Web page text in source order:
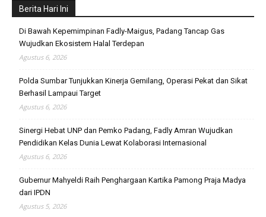
Berita Hari Ini
Di Bawah Kepemimpinan Fadly-Maigus, Padang Tancap Gas
Wujudkan Ekosistem Halal Terdepan
Agustus 6, 2026
Polda Sumbar Tunjukkan Kinerja Gemilang, Operasi Pekat dan Sikat
Berhasil Lampaui Target
Agustus 6, 2026
Sinergi Hebat UNP dan Pemko Padang, Fadly Amran Wujudkan
Pendidikan Kelas Dunia Lewat Kolaborasi Internasional
Agustus 6, 2026
Gubernur Mahyeldi Raih Penghargaan Kartika Pamong Praja Madya
dari IPDN
Agustus 5, 2026